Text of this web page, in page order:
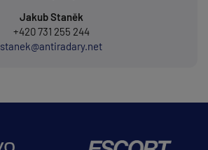
Jakub Staněk
+420 731 255 244
stanek@antiradary.net